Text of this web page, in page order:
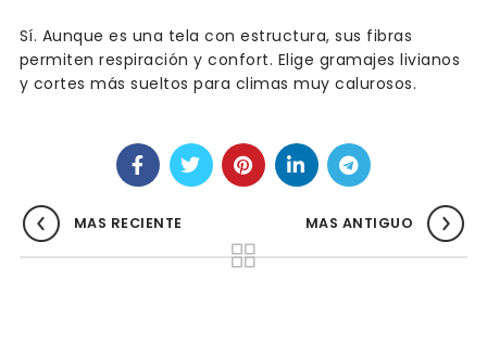
Sí. Aunque es una tela con estructura, sus fibras
permiten respiración y confort. Elige gramajes livianos
y cortes más sueltos para climas muy calurosos.
MAS RECIENTE MAS ANTIGUO